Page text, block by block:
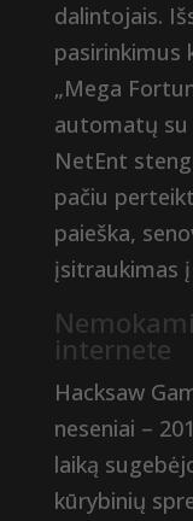
dalintojais.
pasirinkimus
„Mega
automatų su
NetEnt
pačiu
paieška,
įsitraukimas
internete
Hacksaw
neseniai –
laiką
kūrybinių